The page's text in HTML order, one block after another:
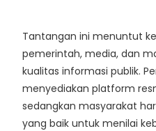
Tantangan ini menuntut
pemerintah, media, dan
kualitas informasi publik.
menyediakan platform
sedangkan masyarakat
yang baik untuk menilai